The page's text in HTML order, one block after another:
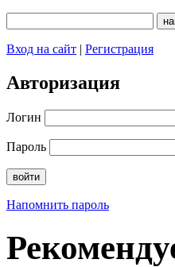
Вход на сайт | Регистрация
Авторизация
Логин
Пароль
Напомнить пароль